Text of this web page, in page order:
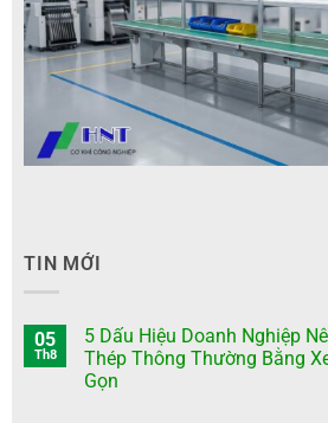
TIN MỚI
05
Th8
5 Dấu Hiệu Doanh Nghiệp
Thép Thông Thường Bằng
Gọn